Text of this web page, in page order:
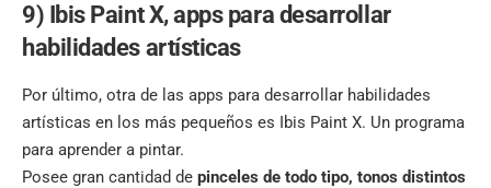
9) Ibis Paint X, apps para desarrollar
habilidades artísticas
Por último, otra de las apps para desarrollar habilidades
artísticas en los más pequeños es Ibis Paint X. Un programa
para aprender a pintar.
Posee gran cantidad de pinceles de todo tipo, tonos distintos